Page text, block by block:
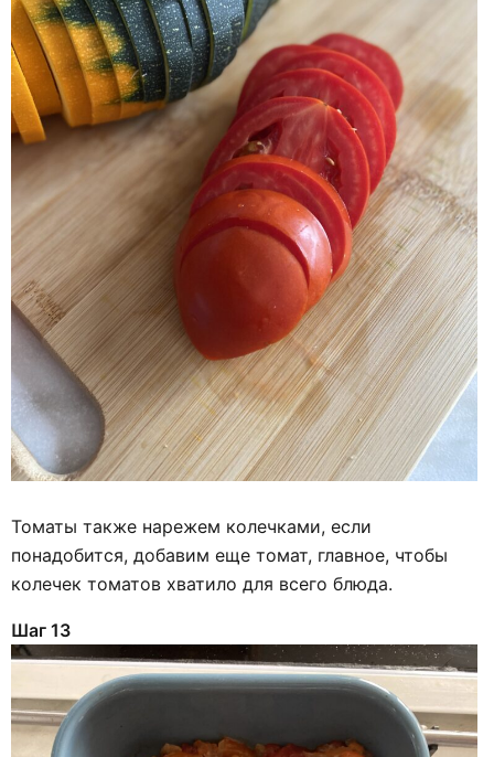
Томаты также нарежем колечками, если
понадобится, добавим еще томат, главное, чтобы
колечек томатов хватило для всего блюда.
Шаг 13